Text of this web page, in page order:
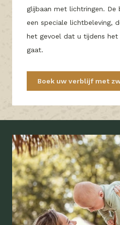
glijbaan met lichtringen. De
een speciale lichtbeleving,
het gevoel dat u tijdens het
gaat.
Boek uw verblijf met